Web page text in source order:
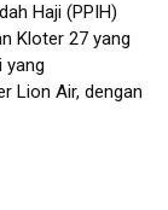
Haji (PPIH)
Kloter 27 yang
yang
Lion Air, dengan